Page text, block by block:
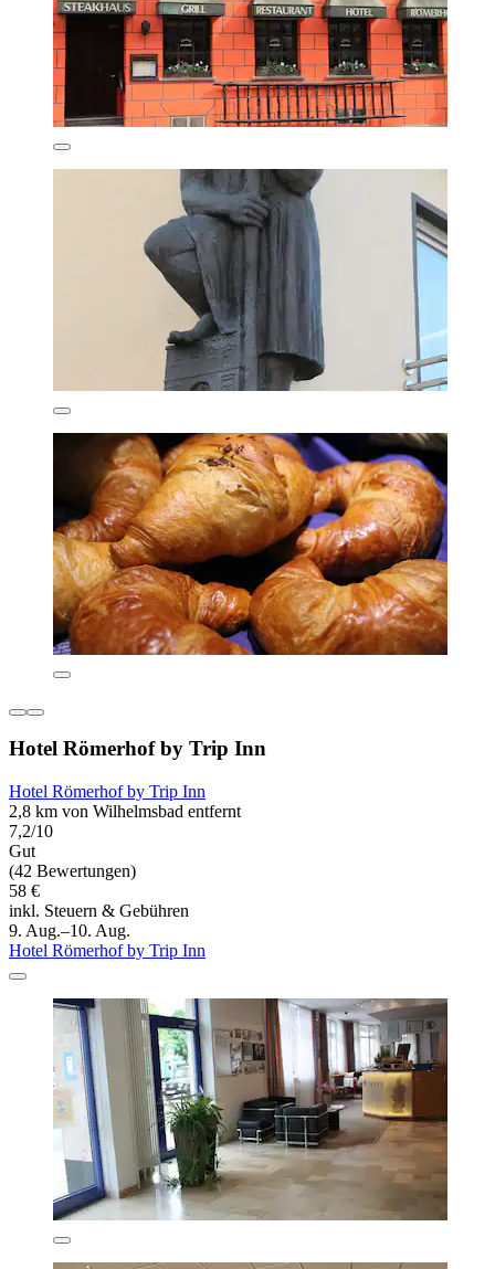
Hotel Römerhof by Trip Inn
Hotel Römerhof by Trip Inn
2,8 km von Wilhelmsbad entfernt
7,2/10
Gut
(42 Bewertungen)
58 €
inkl. Steuern & Gebühren
9. Aug.–10. Aug.
Hotel Römerhof by Trip Inn